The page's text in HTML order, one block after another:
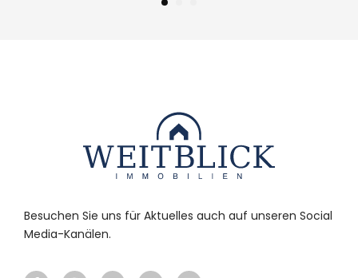
Besuchen Sie uns für Aktuelles auch auf unseren Social
Media-Kanälen.